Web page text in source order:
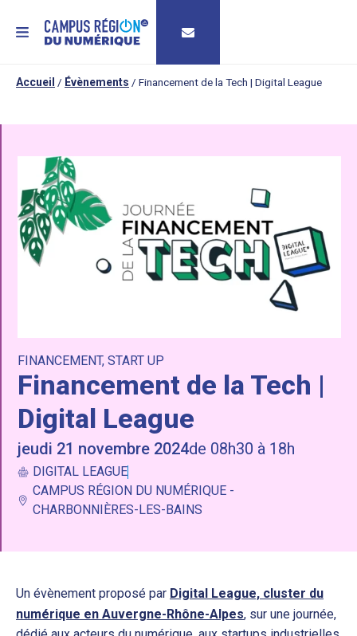
MENU
Accueil / Évènements / Financement de la Tech | Digital League
FINANCEMENT, START UP
Financement de la Tech |
Digital League
jeudi 21 novembre 2024de 08h30 à 18h
DIGITAL LEAGUE
CAMPUS RÉGION DU NUMÉRIQUE -
CHARBONNIÈRES-LES-BAINS
Un évènement proposé par Digital League, cluster du
numérique en Auvergne-Rhône-Alpes, sur une journée,